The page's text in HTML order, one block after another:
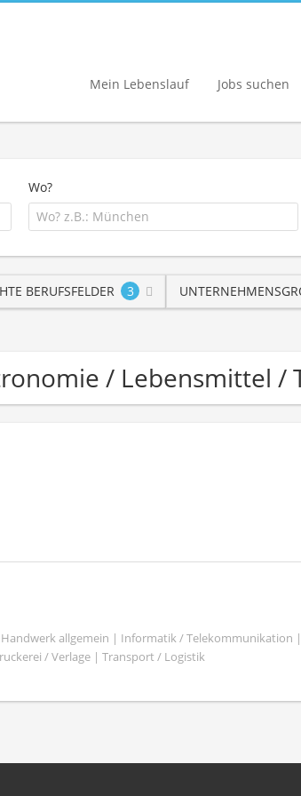
Mein Lebenslauf Jobs suchen
Wo?
BERUFSFELDER 3
/ Lebensmittel /
allgemein | Informatik / Telekommunikation
/ Verlage | Transport / Logistik